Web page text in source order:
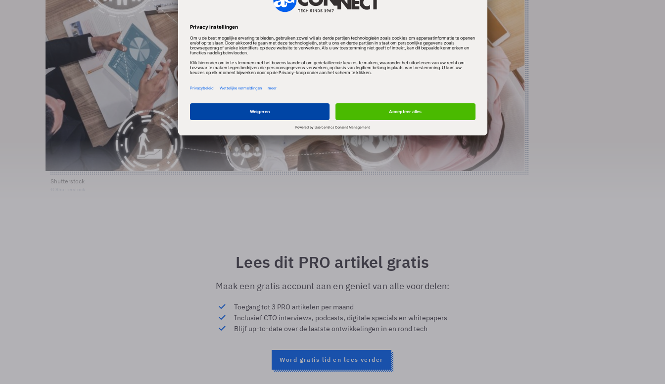
Shutterstock
Lees dit PRO artikel gratis
Maak een gratis account aan en geniet van alle voordelen:
Toegang tot 3 PRO artikelen per maand
Inclusief CTO interviews, podcasts, digitale specials en whitepapers
Blijf up-to-date over de laatste ontwikkelingen in en rond tech
Word gratis lid en lees verder